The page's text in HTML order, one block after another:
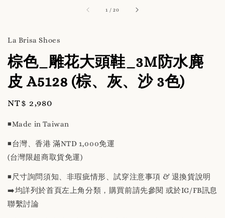
1 /20
La Brisa Shoes
棕色_雕花大頭鞋_3M防水麂
皮 A5128 (棕、灰、沙 3色)
Regular
NT$ 2,980
◾️Made in Taiwan
◾️台灣、香港 滿NTD 1,000免運
(台灣限超商取貨免運)
◾️尺寸詢問須知、非瑕疵情形、試穿注意事項 & 退換貨說明
➡️均詳列於首頁左上角分類，購買前請先參閱 或於IG/FB訊息
聯繫討論